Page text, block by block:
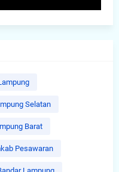
Selatan
Barat
Pesawaran